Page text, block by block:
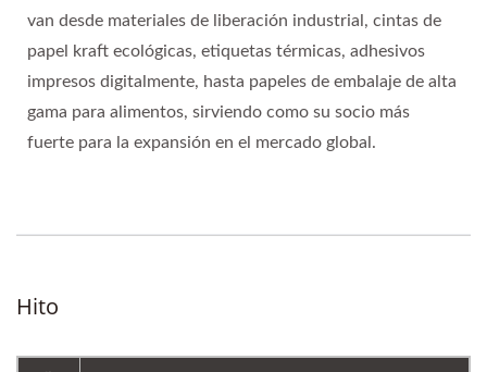
van desde materiales de liberación industrial, cintas de
papel kraft ecológicas, etiquetas térmicas, adhesivos
impresos digitalmente, hasta papeles de embalaje de alta
gama para alimentos, sirviendo como su socio más
fuerte para la expansión en el mercado global.
Hito